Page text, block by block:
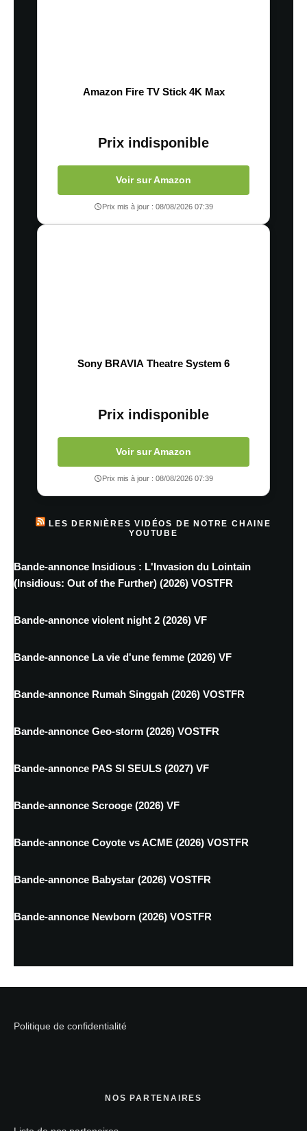
Amazon Fire TV Stick 4K Max
Prix indisponible
Voir sur Amazon
Prix mis à jour : 08/08/2026 07:39
Sony BRAVIA Theatre System 6
Prix indisponible
Voir sur Amazon
Prix mis à jour : 08/08/2026 07:39
LES DERNIÈRES VIDÉOS DE NOTRE CHAINE
YOUTUBE
Bande-annonce Insidious : L'Invasion du Lointain
(Insidious: Out of the Further) (2026) VOSTFR
Bande-annonce violent night 2 (2026) VF
Bande-annonce La vie d'une femme (2026) VF
Bande-annonce Rumah Singgah (2026) VOSTFR
Bande-annonce Geo-storm (2026) VOSTFR
Bande-annonce PAS SI SEULS (2027) VF
Bande-annonce Scrooge (2026) VF
Bande-annonce Coyote vs ACME (2026) VOSTFR
Bande-annonce Babystar (2026) VOSTFR
Bande-annonce Newborn (2026) VOSTFR
Politique de confidentialité
NOS PARTENAIRES